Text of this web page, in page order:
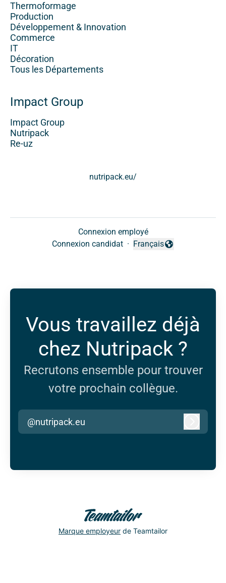
Thermoformage
Production
Développement & Innovation
Commerce
IT
Décoration
Tous les Départements
Impact Group
Impact Group
Nutripack
Re-uz
nutripack.eu/
Connexion employé
Connexion candidat ·
Changer la langue
Français
Vous travaillez déjà
chez Nutripack ?
Recrutons ensemble pour trouver
votre prochain collègue.
@nutripack.eu
Marque employeur de Teamtailor